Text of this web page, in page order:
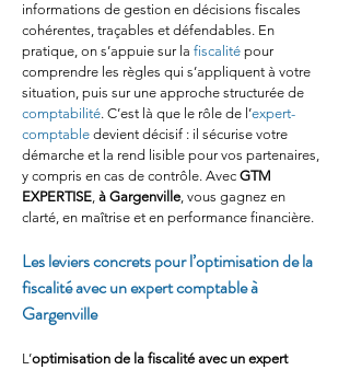
informations de gestion en décisions fiscales
cohérentes, traçables et défendables. En
pratique, on s’appuie sur la fiscalité pour
comprendre les règles qui s’appliquent à votre
situation, puis sur une approche structurée de
comptabilité. C’est là que le rôle de l’expert-
comptable devient décisif : il sécurise votre
démarche et la rend lisible pour vos partenaires,
y compris en cas de contrôle. Avec GTM
EXPERTISE, à Gargenville, vous gagnez en
clarté, en maîtrise et en performance financière.
Les leviers concrets pour l’optimisation de la
fiscalité avec un expert comptable à
Gargenville
L’optimisation de la fiscalité avec un expert